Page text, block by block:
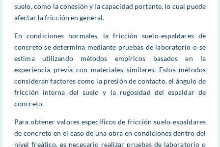
suelo, como la cohesión y la capacidad portante, lo cual puede
afectar la fricción en general.
En condiciones normales, la fricción suelo-espaldares de
concreto se determina mediante pruebas de laboratorio o se
estima utilizando métodos empíricos basados en la
experiencia previa con materiales similares. Estos métodos
consideran factores como la presión de contacto, el ángulo de
fricción interna del suelo y la rugosidad del espaldar de
concreto.
Para obtener valores específicos de fricción suelo-espaldares
de concreto en el caso de una obra en condiciones dentro del
nivel freático, es necesario realizar pruebas de laboratorio o